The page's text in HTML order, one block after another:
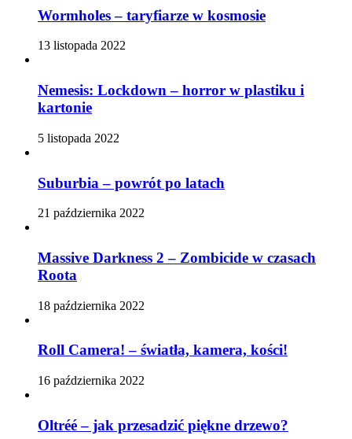
Wormholes – taryfiarze w kosmosie
13 listopada 2022
Nemesis: Lockdown – horror w plastiku i
kartonie
5 listopada 2022
Suburbia – powrót po latach
21 października 2022
Massive Darkness 2 – Zombicide w czasach
Roota
18 października 2022
Roll Camera! – światła, kamera, kości!
16 października 2022
Oltréé – jak przesadzić piękne drzewo?